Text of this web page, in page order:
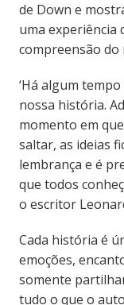
de Down e
uma experiência
compreensão do
‘Há algum
nossa história.
momento em
saltar, as ideias
lembrança e é
que todos
o escritor
Cada história é
emoções,
somente
tudo o que o